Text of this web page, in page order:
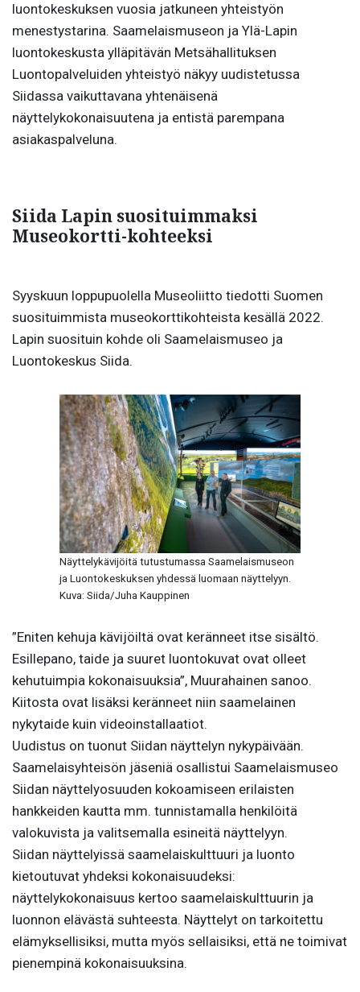
luontokeskuksen vuosia jatkuneen yhteistyön
menestystarina. Saamelaismuseon ja Ylä-Lapin
luontokeskusta ylläpitävän Metsähallituksen
Luontopalveluiden yhteistyö näkyy uudistetussa
Siidassa vaikuttavana yhtenäisenä
näyttelykokonaisuutena ja entistä parempana
asiakaspalveluna.
Siida Lapin suosituimmaksi
Museokortti-kohteeksi
Syyskuun loppupuolella Museoliitto tiedotti Suomen
suosituimmista museokorttikohteista kesällä 2022.
Lapin suosituin kohde oli Saamelaismuseo ja
Luontokeskus Siida.
Näyttelykävijöitä tutustumassa Saamelaismuseon
ja Luontokeskuksen yhdessä luomaan näyttelyyn.
Kuva: Siida/Juha Kauppinen
”Eniten kehuja kävijöiltä ovat keränneet itse sisältö.
Esillepano, taide ja suuret luontokuvat ovat olleet
kehutuimpia kokonaisuuksia”, Muurahainen sanoo.
Kiitosta ovat lisäksi keränneet niin saamelainen
nykytaide kuin videoinstallaatiot.
Uudistus on tuonut Siidan näyttelyn nykypäivään.
Saamelaisyhteisön jäseniä osallistui Saamelaismuseo
Siidan näyttelyosuuden kokoamiseen erilaisten
hankkeiden kautta mm. tunnistamalla henkilöitä
valokuvista ja valitsemalla esineitä näyttelyyn.
Siidan näyttelyissä saamelaiskulttuuri ja luonto
kietoutuvat yhdeksi kokonaisuudeksi:
näyttelykokonaisuus kertoo saamelaiskulttuurin ja
luonnon elävästä suhteesta. Näyttelyt on tarkoitettu
elämyksellisiksi, mutta myös sellaisiksi, että ne toimivat
pienempinä kokonaisuuksina.